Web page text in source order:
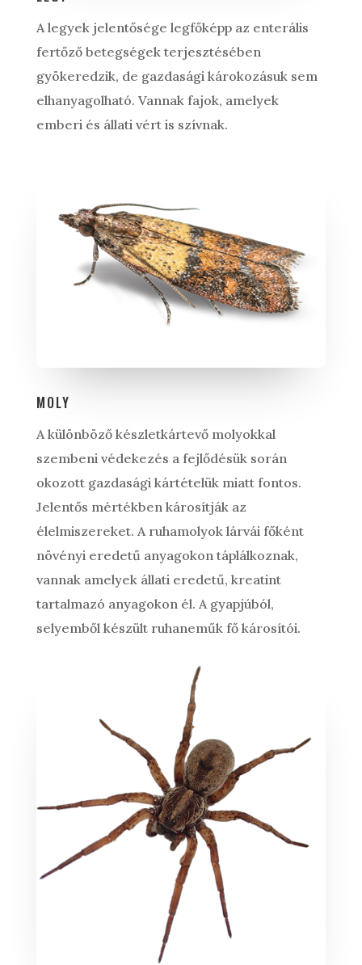
A legyek jelentősége legfőképp az enterális
fertőző betegségek terjesztésében
gyökeredzik, de gazdasági károkozásuk sem
elhanyagolható. Vannak fajok, amelyek
emberi és állati vért is szívnak.
MOLY
A különböző készletkártevő molyokkal
szembeni védekezés a fejlődésük során
okozott gazdasági kártételük miatt fontos.
Jelentős mértékben károsítják az
élelmiszereket. A ruhamolyok lárvái főként
növényi eredetű anyagokon táplálkoznak,
vannak amelyek állati eredetű, kreatint
tartalmazó anyagokon él. A gyapjúból,
selyemből készült ruhaneműk fő károsítói.